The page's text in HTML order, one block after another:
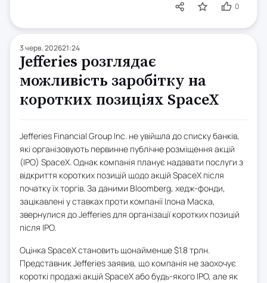
0
3 черв. 202621:24
Jefferies розглядає
можливість заробітку на
коротких позиціях SpaceX
Jefferies Financial Group Inc. не увійшла до списку банків,
які організовують первинне публічне розміщення акцій
(IPO) SpaceX. Однак компанія планує надавати послуги з
відкриття коротких позицій щодо акцій SpaceX після
початку їх торгів. За даними Bloomberg, хедж-фонди,
зацікавлені у ставках проти компанії Ілона Маска,
звернулися до Jefferies для організації коротких позицій
після IPO.
Оцінка SpaceX становить щонайменше $1.8 трлн.
Представник Jefferies заявив, що компанія не заохочує
короткі продажі акцій SpaceX або будь-якого IPO, але як